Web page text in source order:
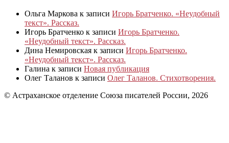
Ольга Маркова к записи Игорь Братченко. «Неудобный
текст». Рассказ.
Игорь Братченко к записи Игорь Братченко.
«Неудобный текст». Рассказ.
Дина Немировская к записи Игорь Братченко.
«Неудобный текст». Рассказ.
Галина к записи Новая публикация
Олег Таланов к записи Олег Таланов. Стихотворения.
© Астраханское отделение Союза писателей России, 2026